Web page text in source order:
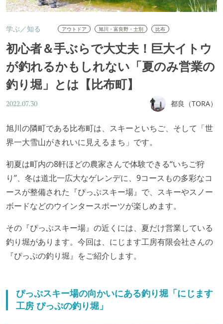
学ぶ／知る アウトドア 旭川・富良野・士別 比布
初心者＆手ぶらで大丈夫！巨大イトウ
が釣れるかもしれない「夏のみ営業の
釣り堀」とは【比布町】
2022.07.30 都良（TORA）
旭川の隣町である比布町は、スキーといちご、そして「世
界一大雪山がきれいに見えるまち」です。
初夏は町内の8軒ほどの農家さんで体験できる“いちご狩
り”、冬は道北一広大なゲレンデに、9コースもの多彩なコ
ースが整備された『ぴっぷスキー場』で、スキーやスノー
ボードなどのウインタースポーツが楽しめます。
その『ぴっぷスキー場』の近くには、夏だけ営業している
釣り堀があります。今回は、にじます工房有限会社さんの
『ぴっぷの釣り堀』をご紹介します。
ぴっぷスキー場の向かいにある釣り堀「にじます
工房 ぴっぷの釣り堀」